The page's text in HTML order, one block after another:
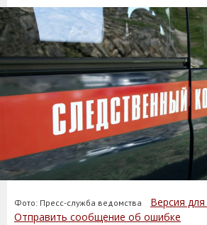
Фото: Пресс-служба ведомства Версия
Отправить сообщение об ошибке